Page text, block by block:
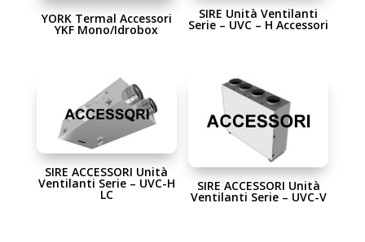
YORK Termal Accessori
YKF Mono/Idrobox
SIRE Unità Ventilanti
Serie – UVC – H Accessori
SIRE ACCESSORI Unità
Ventilanti Serie – UVC-H
LC
SIRE ACCESSORI Unità
Ventilanti Serie – UVC-V